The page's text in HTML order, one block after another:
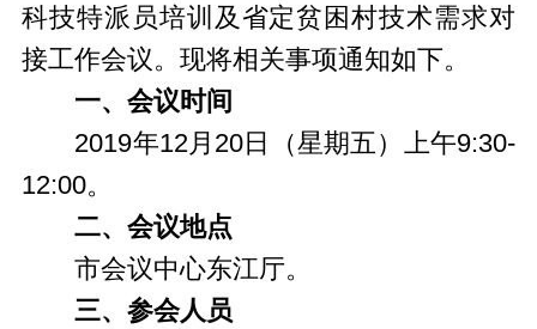
科技特派员培训及省定贫困村技术需求对
接工作会议。现将相关事项通知如下。
一、会议时间
2019年12月20日（星期五）上午9:30-
12:00。
二、会议地点
市会议中心东江厅。
三、参会人员